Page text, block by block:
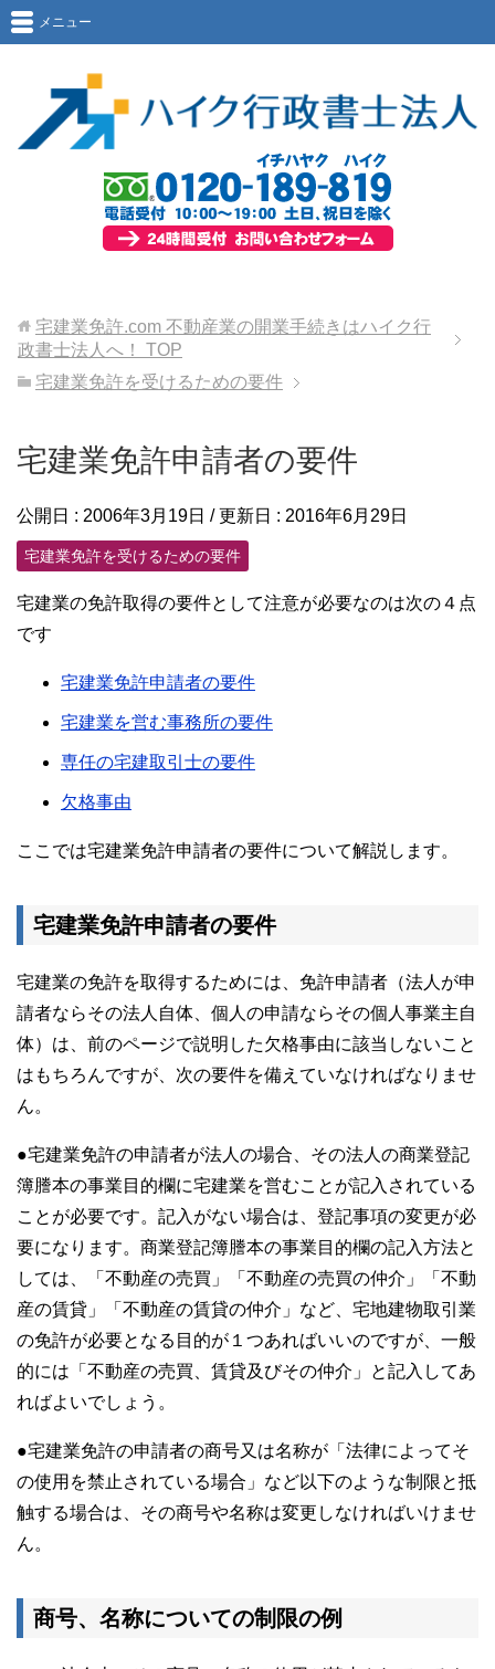
メニュー
宅建業免許.com 不動産業の開業手続きはハイク行
政書士法人へ！
TOP
宅建業免許を受けるための要件
宅建業免許申請者の要件
公開日 : 2006年3月19日 / 更新日 : 2016年6月29日
宅建業免許を受けるための要件
宅建業の免許取得の要件として注意が必要なのは次の４点
です
宅建業免許申請者の要件
宅建業を営む事務所の要件
専任の宅建取引士の要件
欠格事由
ここでは宅建業免許申請者の要件について解説します。
宅建業免許申請者の要件
宅建業の免許を取得するためには、免許申請者（法人が申
請者ならその法人自体、個人の申請ならその個人事業主自
体）は、前のページで説明した欠格事由に該当しないこと
はもちろんですが、次の要件を備えていなければなりませ
ん。
●宅建業免許の申請者が法人の場合、その法人の商業登記
簿謄本の事業目的欄に宅建業を営むことが記入されている
ことが必要です。記入がない場合は、登記事項の変更が必
要になります。商業登記簿謄本の事業目的欄の記入方法と
しては、「不動産の売買」「不動産の売買の仲介」「不動
産の賃貸」「不動産の賃貸の仲介」など、宅地建物取引業
の免許が必要となる目的が１つあればいいのですが、一般
的には「不動産の売買、賃貸及びその仲介」と記入してあ
ればよいでしょう。
●宅建業免許の申請者の商号又は名称が「法律によってそ
の使用を禁止されている場合」など以下のような制限と抵
触する場合は、その商号や名称は変更しなければいけませ
ん。
商号、名称についての制限の例